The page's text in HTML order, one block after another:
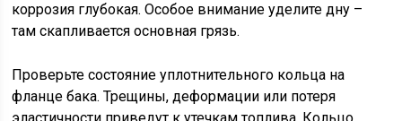
коррозия глубокая. Особое внимание уделите дну –
там скапливается основная грязь.
Проверьте состояние уплотнительного кольца на
фланце бака. Трещины, деформации или потеря